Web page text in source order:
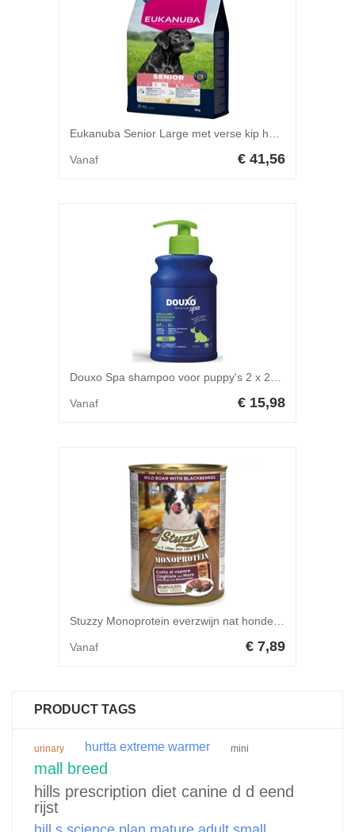
Vanaf € 41,56
Vanaf € 15,98
Vanaf € 7,89
PRODUCT TAGS
urinary hurtta extreme warmer mini
mall breed
hills prescription diet canine d d eend
rijst